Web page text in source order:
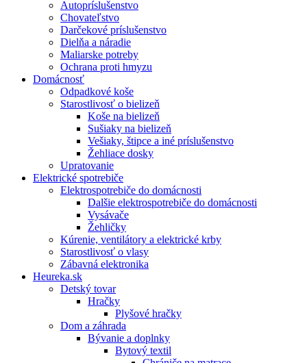
Autopríslušenstvo
Chovateľstvo
Darčekové príslušenstvo
Dielňa a náradie
Maliarske potreby
Ochrana proti hmyzu
Domácnosť
Odpadkové koše
Starostlivosť o bielizeň
Koše na bielizeň
Sušiaky na bielizeň
Vešiaky, štipce a iné príslušenstvo
Žehliace dosky
Upratovanie
Elektrické spotrebiče
Elektrospotrebiče do domácnosti
Dalšie elektrospotrebiče do domácnosti
Vysávače
Žehličky
Kúrenie, ventilátory a elektrické krby
Starostlivosť o vlasy
Zábavná elektronika
Heureka.sk
Detský tovar
Hračky
Plyšové hračky
Dom a záhrada
Bývanie a doplnky
Bytový textil